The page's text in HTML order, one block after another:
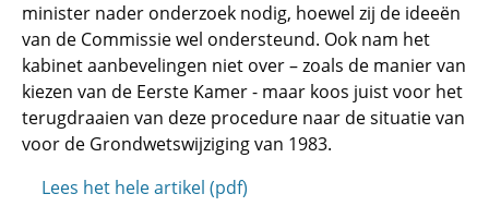
minister nader onderzoek nodig, hoewel zij de ideeën
van de Commissie wel ondersteund. Ook nam het
kabinet aanbevelingen niet over – zoals de manier van
kiezen van de Eerste Kamer - maar koos juist voor het
terugdraaien van deze procedure naar de situatie van
voor de Grondwetswijziging van 1983.
Lees het hele artikel (pdf)